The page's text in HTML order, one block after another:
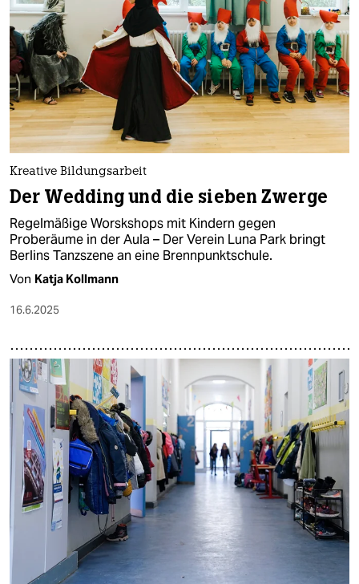
Kreative Bildungsarbeit
Der Wedding und die sieben Zwerge
Regelmäßige Worskshops mit Kindern gegen
Proberäume in der Aula – Der Verein Luna Park bringt
Berlins Tanzszene an eine Brennpunktschule.
Von Katja Kollmann
16.6.2025